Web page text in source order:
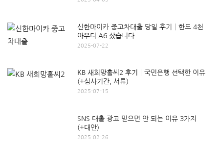
신한마이카 중고차대출 당일 후기│한도 4천
아우디 A6 샀습니다
2025-07-22
KB 새희망홀씨2 후기│국민은행 선택한 이유
(+심사기간, 서류)
2025-07-15
SNS 대출 광고 믿으면 안 되는 이유 3가지
(+대안)
2025-02-26